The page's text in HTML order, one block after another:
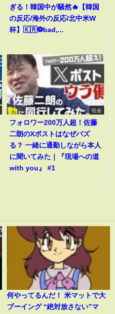
ぎる！韓国中が騒然🔥【韓国
の反応/海外の反応/北中米W
杯】🇰🇷⚽bad,...
社会
フォロワー200万人超！佐藤
二朗のXポストはなぜバズ
る？ 一緒に通勤しながら本人
に聞いてみた｜『現場への道
with you』 #1
何やってるんだ！ 米マットで大
ブーイング “絶対放さない”マ